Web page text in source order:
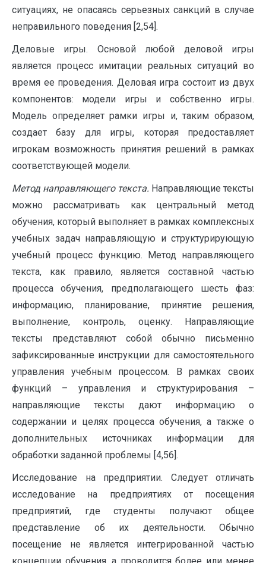
ситуациях, не опасаясь серьезных санкций в случае
неправильного поведения [2,54].
Деловые игры. Основой любой деловой игры
является процесс имитации реальных ситуаций во
время ее проведения. Деловая игра состоит из двух
компонентов: модели игры и собственно игры.
Модель определяет рамки игры и, таким образом,
создает базу для игры, которая предоставляет
игрокам возможность принятия решений в рамках
соответствующей модели.
Метод направляющего текста. Направляющие тексты
можно рассматривать как центральный метод
обучения, который выполняет в рамках комплексных
учебных задач направляющую и структурирующую
учебный процесс функцию. Метод направляющего
текста, как правило, является составной частью
процесса обучения, предполагающего шесть фаз:
информацию, планирование, принятие решения,
выполнение, контроль, оценку. Направляющие
тексты представляют собой обычно письменно
зафиксированные инструкции для самостоятельного
управления учебным процессом. В рамках своих
функций – управления и структурирования –
направляющие тексты дают информацию о
содержании и целях процесса обучения, а также о
дополнительных источниках информации для
обработки заданной проблемы [4,56].
Исследование на предприятии. Следует отличать
исследование на предприятиях от посещения
предприятий, где студенты получают общее
представление об их деятельности. Обычно
посещение не является интегрированной частью
концепции обучения, а проводится более или менее